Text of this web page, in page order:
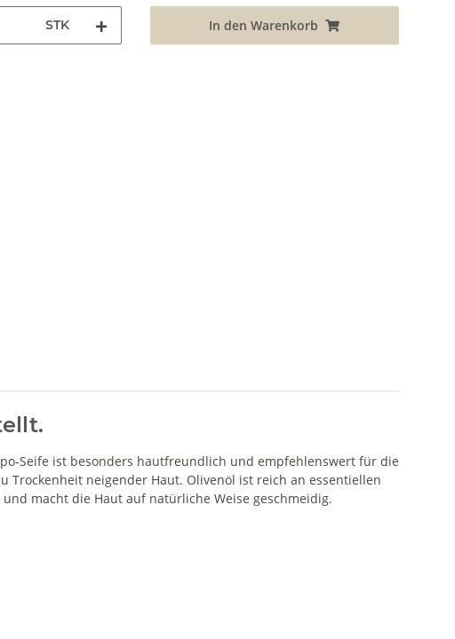
STK In den Warenkorb
Seife ist besonders hautfreundlich und empfehlenswert für die
Trockenheit neigender Haut. Olivenöl ist reich an essentiellen
macht die Haut auf natürliche Weise geschmeidig.